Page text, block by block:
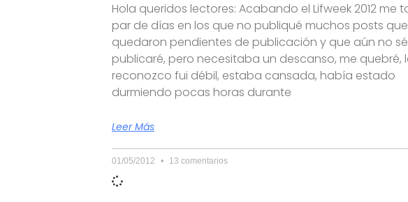
Hola queridos lectores: Acabando el Lifweek 2012 me
par de días en los que no publiqué muchos posts que
quedaron pendientes de publicación y que aún no
publicaré, pero necesitaba un descanso, me quebré,
reconozco fui débil, estaba cansada, había estado
durmiendo pocas horas durante
Leer Más
01/05/2012 13 comentarios